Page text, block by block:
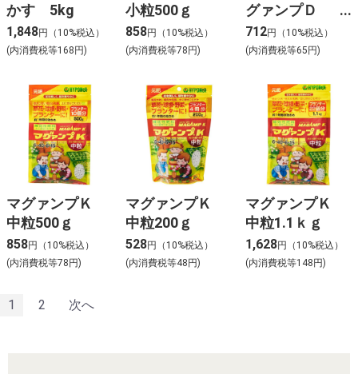
かす 5kg
1,848円（10%税込）
(内消費税等168円)
小粒500ｇ
858円（10%税込）
(内消費税等78円)
グァンプＤ
200g
712円（10%税込）
(内消費税等65円)
マグァンプＫ
中粒500ｇ
858円（10%税込）
(内消費税等78円)
マグァンプＫ
中粒200ｇ
528円（10%税込）
(内消費税等48円)
マグァンプＫ
中粒1.1ｋｇ
1,628円（10%税込）
(内消費税等148円)
1 2 次へ